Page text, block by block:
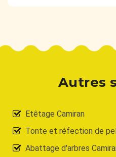
Autres
Etêtage Camiran
Tonte et réfection de
Abattage d'arbres